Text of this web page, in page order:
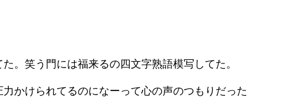
。笑う門には福来るの四文字熟語模写してた。
かけられてるのになーって心の声のつもりだった